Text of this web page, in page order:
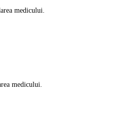
medicului.
medicului.